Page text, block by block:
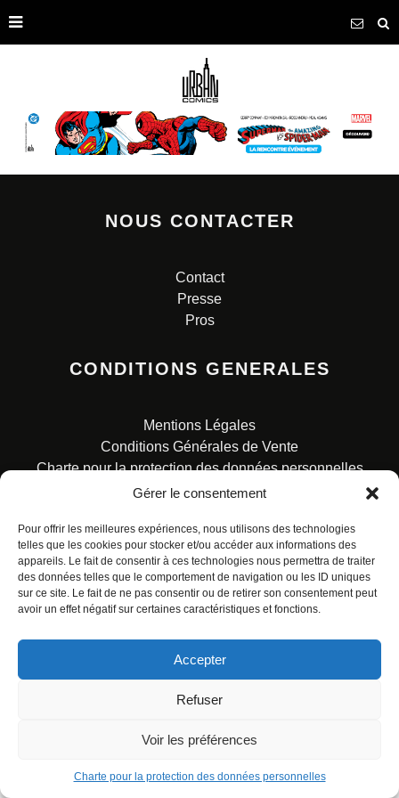
Gérer le consentement
Pour offrir les meilleures expériences, nous utilisons des technologies
telles que les cookies pour stocker et/ou accéder aux informations des
appareils. Le fait de consentir à ces technologies nous permettra de traiter
des données telles que le comportement de navigation ou les ID uniques
sur ce site. Le fait de ne pas consentir ou de retirer son consentement peut
avoir un effet négatif sur certaines caractéristiques et fonctions.
Accepter
Refuser
Voir les préférences
Charte pour la protection des données personnelles
NOUS CONTACTER
Contact
Presse
Pros
CONDITIONS GENERALES
Mentions Légales
Conditions Générales de Vente
Charte pour la protection des données personnelles
© ALL RIGHTS RESERVED. URBAN COMICS POUR LES
ÉDITIONS FRANÇAISES.